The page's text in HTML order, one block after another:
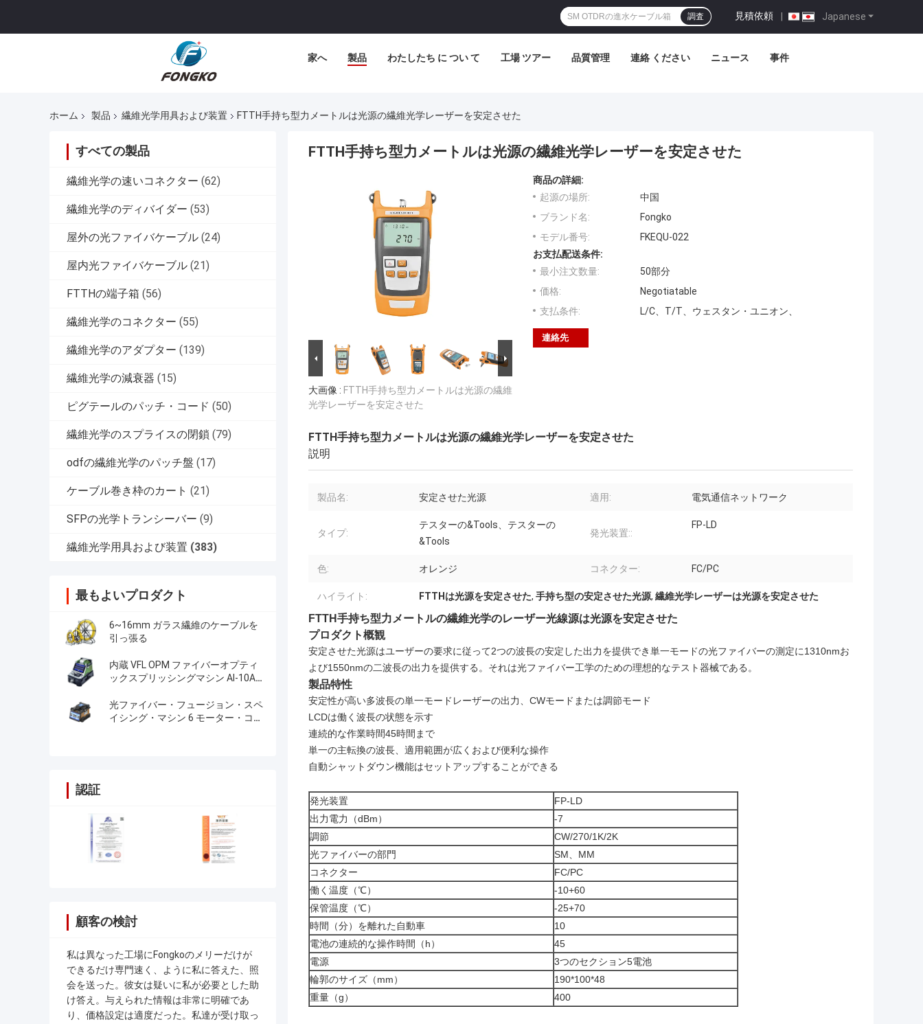
Japanese
見積依頼 |
調査
家へ 製品 わたしたち に つい て 工場 ツアー 品質管理 連絡 ください ニュース 事件
ホーム 製品 繊維光学用具および装置 FTTH手持ち型力メートルは光源の繊維光学レーザーを安定させた
すべての製品
繊維光学の速いコネクター (62)
繊維光学のディバイダー (53)
屋外の光ファイバケーブル (24)
屋内光ファイバケーブル (21)
FTTHの端子箱 (56)
繊維光学のコネクター (55)
繊維光学のアダプター (139)
繊維光学の減衰器 (15)
ピグテールのパッチ・コード (50)
繊維光学のスプライスの閉鎖 (79)
odfの繊維光学のパッチ盤 (17)
ケーブル巻き枠のカート (21)
SFPの光学トランシーバー (9)
繊維光学用具および装置 (383)
最もよいプロダクト
6~16mm ガラス繊維のケーブルを
引っ張る
内蔵 VFL OPM ファイバーオプティ
ックスプリッシングマシン AI-10A
ックスプリッシング
光ファイバー・フュージョン・スペ
イシング・マシン 6 モーター・コ
認証
顧客の検討
私は異なった工場にFongkoのメリーだけが
できるだけ専門速く、ように私に答えた、照
会を送った。彼女は疑いに私が必要とした助
け答え。与えられた情報は非常に明確であ
り、価格設定は適度だった。私達が受け取っ
FTTH手持ち型力メートルは光源の繊維光学レーザーを安定させた
大画像 : FTTH手持ち型力メートルは光源の繊維
光学レーザーを安定させた
商品の詳細:
起源の場所:
中国
ブランド名:
Fongko
モデル番号:
FKEQU-022
お支払配送条件:
最小注文数量:
50部分
価格:
Negotiatable
支払条件:
L/C、T/T、ウェスタン・ユニオン、
連絡先
FTTH手持ち型力メートルは光源の繊維光学レーザーを安定させた
説明
製品名: 安定させた光源 適用: 電気通信ネットワーク
タイプ:
テスターの&Tools、テスターの
&Tools
発光装置::
FP-LD
色: オレンジ コネクター: FC/PC
ハイライト: FTTHは光源を安定させた, 手持ち型の安定させた光源, 繊維光学レーザーは光源を安定させた
FTTH手持ち型力メートルの繊維光学のレーザー光線源は光源を安定させた
プロダクト概観
安定させた光源はユーザーの要求に従って2つの波長の安定した出力を提供でき単一モードの光ファイバーの測定に1310nmお
よび1550nmの二波長の出力を提供する。それは光ファイバー工学のための理想的なテスト器械である。
製品特性
安定性が高い多波長の単一モードレーザーの出力、CWモードまたは調節モード
LCDは働く波長の状態を示す
連続的な作業時間45時間まで
単一の主転換の波長、適用範囲が広くおよび便利な操作
自動シャットダウン機能はセットアップすることができる
発光装置
FP-LD
出力電力（dBm）
-7
調節
CW/270/1K/2K
光ファイバーの部門
SM、MM
コネクター
FC/PC
働く温度（℃）
-10+60
保管温度（℃）
-25+70
時間（分）を離れた自動車
10
電池の連続的な操作時間（h）
45
電源
3つのセクション5電池
輪郭のサイズ（mm）
190*100*48
重量（g）
400